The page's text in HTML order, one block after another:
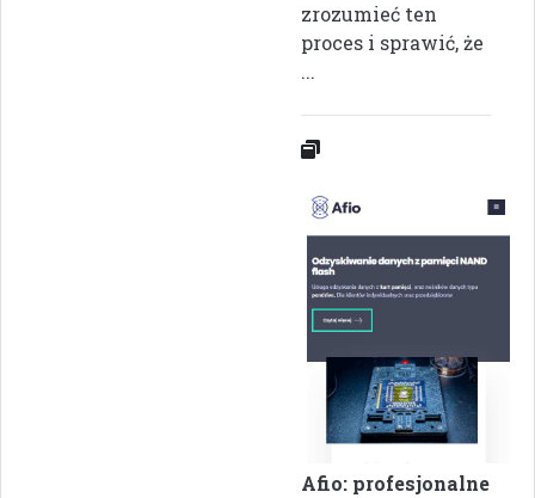
zrozumieć ten
proces i sprawić, że
...
Afio: profesjonalne